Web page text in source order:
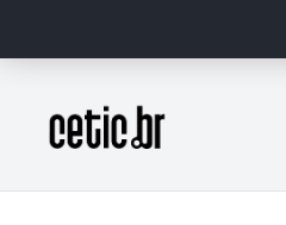
Página inicial